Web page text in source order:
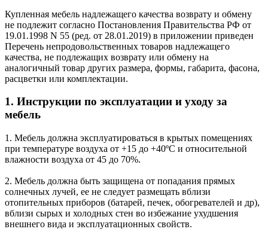
Купленная мебель надлежащего качества возврату и обмену
не подлежит согласно Постановления Правительства РФ от
19.01.1998 N 55 (ред. от 28.01.2019) в приложении приведен
Перечень непродовольственных товаров надлежащего
качества, не подлежащих возврату или обмену на
аналогичный товар других размера, формы, габарита, фасона,
расцветки или комплектации.
1. Инструкции по эксплуатации и уходу за
мебель
1. Мебель должна эксплуатироваться в крытых помещениях
при температуре воздуха от +15 до +40ºС и относительной
влажности воздуха от 45 до 70%.
2. Мебель должна быть защищена от попадания прямых
солнечных лучей, ее не следует размещать вблизи
отопительных приборов (батарей, печек, обогревателей и др),
вблизи сырых и холодных стен во избежание ухудшения
внешнего вида и эксплуатационных свойств.